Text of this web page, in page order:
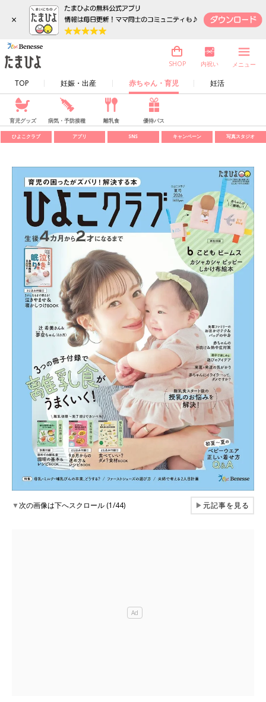
×
TOP 妊娠・出産 赤ちゃん・育児 妊活
SHOP 内祝い メニュー
育児グッズ 病気・予防接種 離乳食 優待パス
ひよこクラブ アプリ SNS キャンペーン 写真スタジオ
▼次の画像は下へスクロール (1/44) ▶元記事を見る